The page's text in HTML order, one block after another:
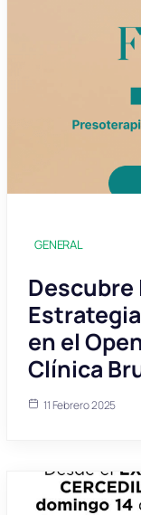
GENERAL
Descubre
en el
Clínica
11 Febrero 2025